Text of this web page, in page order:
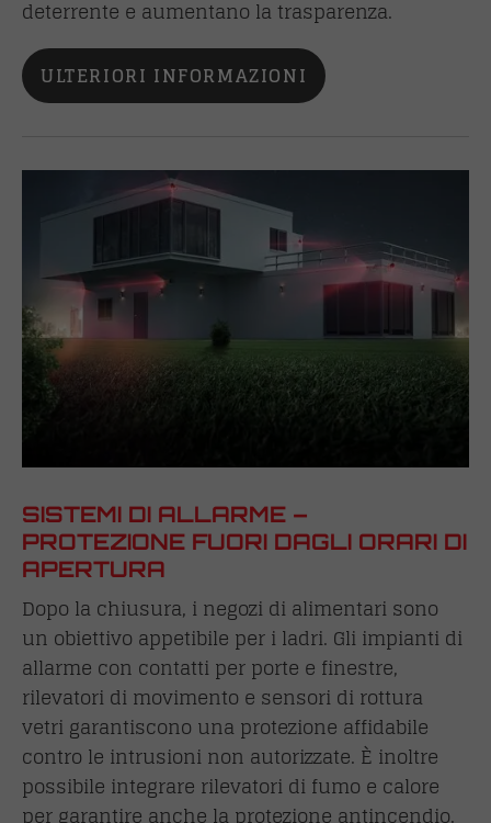
deterrente e aumentano la trasparenza.
ULTERIORI INFORMAZIONI
SISTEMI DI ALLARME –
PROTEZIONE FUORI DAGLI ORARI DI
APERTURA
Dopo la chiusura, i negozi di alimentari sono
un obiettivo appetibile per i ladri. Gli impianti di
allarme con contatti per porte e finestre,
rilevatori di movimento e sensori di rottura
vetri garantiscono una protezione affidabile
contro le intrusioni non autorizzate. È inoltre
possibile integrare rilevatori di fumo e calore
per garantire anche la protezione antincendio.